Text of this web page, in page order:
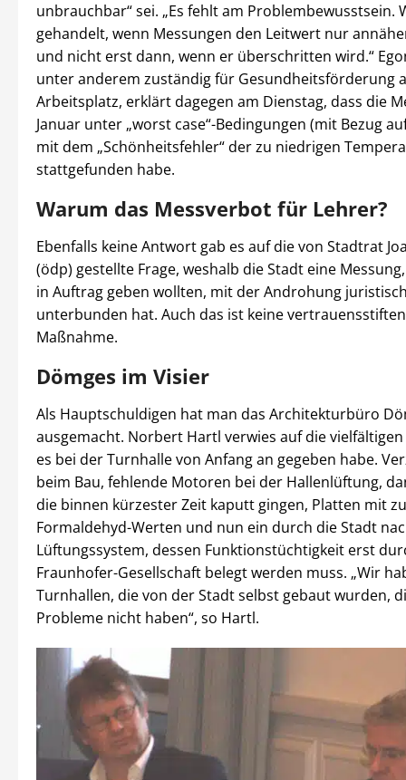
unbrauchbar“ sei. „Es fehlt am Problembewusstsein.
gehandelt, wenn Messungen den Leitwert nur
und nicht erst dann, wenn er überschritten wird.“
unter anderem zuständig für Gesundheitsförderung
Arbeitsplatz, erklärt dagegen am Dienstag, dass die
Januar unter „worst case“-Bedingungen (mit Bezug
mit dem „Schönheitsfehler“ der zu niedrigen
stattgefunden habe.
Warum das Messverbot für Lehrer?
Ebenfalls keine Antwort gab es auf die von Stadtrat
(ödp) gestellte Frage, weshalb die Stadt eine
in Auftrag geben wollten, mit der Androhung
unterbunden hat. Auch das ist keine
Maßnahme.
Dömges im Visier
Als Hauptschuldigen hat man das Architekturbüro
ausgemacht. Norbert Hartl verwies auf die
es bei der Turnhalle von Anfang an gegeben habe.
beim Bau, fehlende Motoren bei der Hallenlüftung,
die binnen kürzester Zeit kaputt gingen, Platten mit
Formaldehyd-Werten und nun ein durch die Stadt
Lüftungssystem, dessen Funktionstüchtigkeit erst
Fraunhofer-Gesellschaft belegt werden muss. „Wir
Turnhallen, die von der Stadt selbst gebaut wurden,
Probleme nicht haben“, so Hartl.